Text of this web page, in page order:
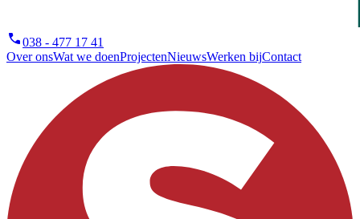
038 - 477 17 41
Over onsWat we doenProjectenNieuwsWerken bijContact